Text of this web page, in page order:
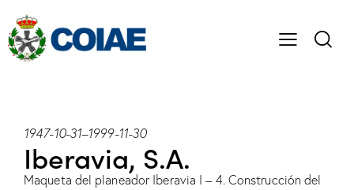
1947-10-31–1999-11-30
Iberavia, S.A.
Maqueta del planeador Iberavia I – 4. Construcción del